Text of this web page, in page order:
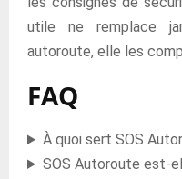
utile ne remplace
autoroute, elle les
FAQ
À quoi sert SOS
SOS Autoroute est-